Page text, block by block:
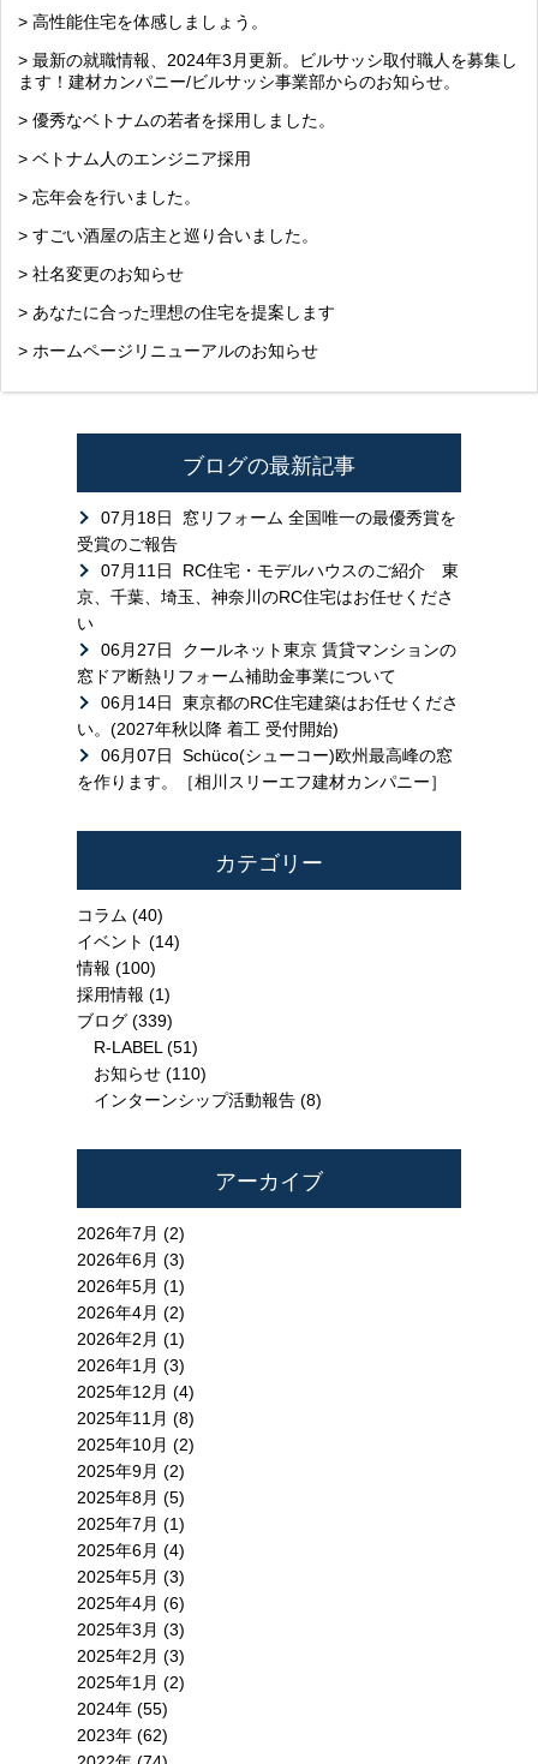
> 高性能住宅を体感しましょう。
> 最新の就職情報、2024年3月更新。ビルサッシ取付職人を募集し
ます！建材カンパニー/ビルサッシ事業部からのお知らせ。
> 優秀なベトナムの若者を採用しました。
> ベトナム人のエンジニア採用
> 忘年会を行いました。
> すごい酒屋の店主と巡り合いました。
> 社名変更のお知らせ
> あなたに合った理想の住宅を提案します
> ホームページリニューアルのお知らせ
ブログの最新記事
07月18日
窓リフォーム 全国唯一の最優秀賞を
受賞のご報告
07月11日
RC住宅・モデルハウスのご紹介 東
京、千葉、埼玉、神奈川のRC住宅はお任せくださ
い
06月27日
クールネット東京 賃貸マンションの
窓ドア断熱リフォーム補助金事業について
06月14日
東京都のRC住宅建築はお任せくださ
い。(2027年秋以降 着工 受付開始)
06月07日
Schüco(シューコー)欧州最高峰の窓
を作ります。［相川スリーエフ建材カンパニー］
カテゴリー
コラム (40)
イベント (14)
情報 (100)
採用情報 (1)
ブログ (339)
R-LABEL (51)
お知らせ (110)
インターンシップ活動報告 (8)
アーカイブ
2026年7月 (2)
2026年6月 (3)
2026年5月 (1)
2026年4月 (2)
2026年2月 (1)
2026年1月 (3)
2025年12月 (4)
2025年11月 (8)
2025年10月 (2)
2025年9月 (2)
2025年8月 (5)
2025年7月 (1)
2025年6月 (4)
2025年5月 (3)
2025年4月 (6)
2025年3月 (3)
2025年2月 (3)
2025年1月 (2)
2024年 (55)
2023年 (62)